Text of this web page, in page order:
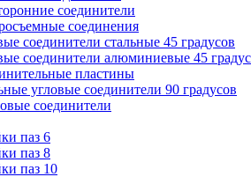
соединители
соединения
соединители стальные 45 градусов
соединители алюминиевые 45
пластины
угловые соединители 90 градусов
соединители
паз 6
паз 8
паз 10